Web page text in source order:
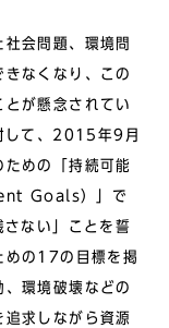
会問題、環境問
なくなり、この
が懸念されてい
して、2015年9月
めの「持続可能
Goals）」で
ない」ことを誓
めの17の目標を掲
環境破壊などの
求しながら資源